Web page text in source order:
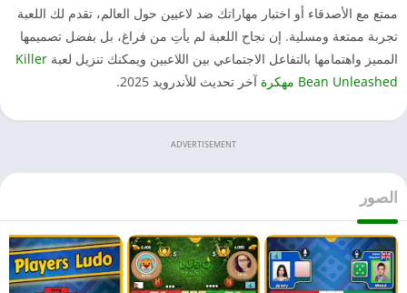
ممتع مع الأصدقاء أو اختبار مهاراتك ضد لاعبين حول العالم، تقدم لك اللعبة
تجربة ممتعة ومسلية. إن نجاح اللعبة لم يأتِ من فراغ، بل بفضل تصميمها
المميز واهتمامها بالتفاعل الاجتماعي بين اللاعبين ويمكنك تنزيل لعبة Killer
Bean Unleashed مهكرة
آخر تحديث للأندرويد 2025.
ADVERTISEMENT
الصور